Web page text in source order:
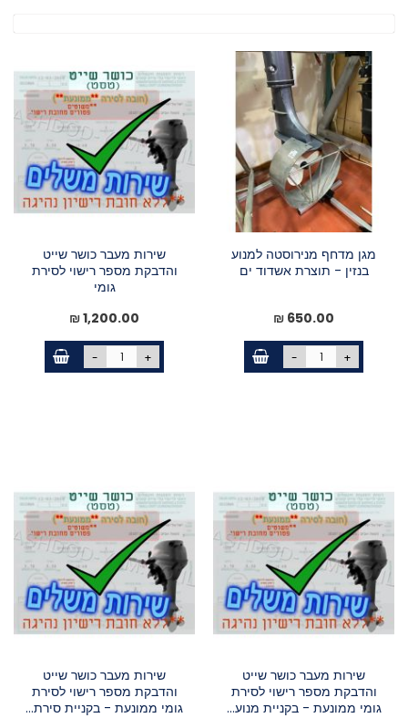
מגן מדחף מנירוסטה למנוע
בנזין - תוצרת אשדוד ים
650.00 ₪
- +
שירות מעבר כושר שייט
והדבקת מספר רישוי לסירת
גומי
1,200.00 ₪
- +
שירות מעבר כושר שייט
והדבקת מספר רישוי לסירת
גומי ממונעת - בקניית מנוע...
שירות מעבר כושר שייט
והדבקת מספר רישוי לסירת
גומי ממונעת - בקניית סירת...